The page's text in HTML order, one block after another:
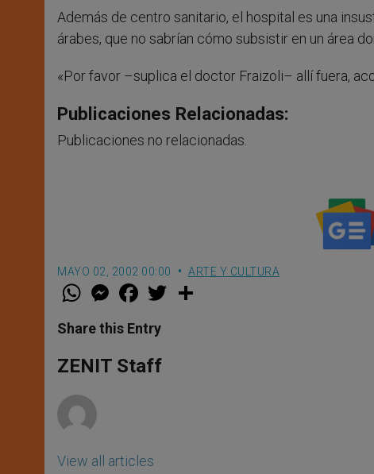
Además de centro sanitario, el hospital es una
árabes, que no sabrían cómo subsistir en un área
«Por favor –suplica el doctor Fraizoli– allí fuera,
Publicaciones Relacionadas:
Publicaciones no relacionadas.
MAYO 02, 2002 00:00 ARTE Y CULTURA
W
t
s
p
p
M
e
s
e
g
e
F
a
e
b
o
k
w
Share this Entry
ZENIT Staff
View all articles